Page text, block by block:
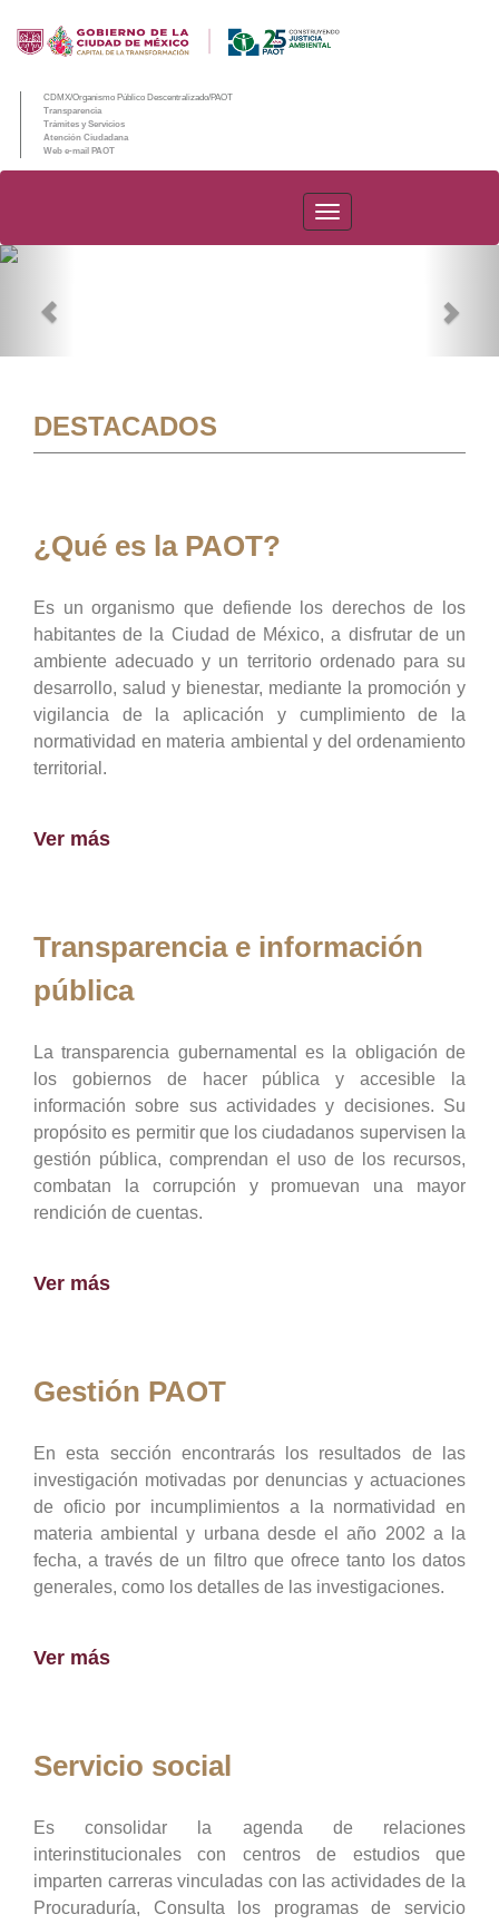
CDMX/Organismo Público Descentralizado/PAOT
Transparencia
Trámites y Servicios
Atención Ciudadana
Web e-mail PAOT
PAOT
DESTACADOS
¿Qué es la PAOT?
Es un organismo que defiende los derechos de los
habitantes de la Ciudad de México, a disfrutar de un
ambiente adecuado y un territorio ordenado para su
desarrollo, salud y bienestar, mediante la promoción y
vigilancia de la aplicación y cumplimiento de la
normatividad en materia ambiental y del ordenamiento
territorial.
Ver más
Transparencia e información
pública
La transparencia gubernamental es la obligación de
los gobiernos de hacer pública y accesible la
información sobre sus actividades y decisiones. Su
propósito es permitir que los ciudadanos supervisen la
gestión pública, comprendan el uso de los recursos,
combatan la corrupción y promuevan una mayor
rendición de cuentas.
Ver más
Gestión PAOT
En esta sección encontrarás los resultados de las
investigación motivadas por denuncias y actuaciones
de oficio por incumplimientos a la normatividad en
materia ambiental y urbana desde el año 2002 a la
fecha, a través de un filtro que ofrece tanto los datos
generales, como los detalles de las investigaciones.
Ver más
Servicio social
Es consolidar la agenda de relaciones
interinstitucionales con centros de estudios que
imparten carreras vinculadas con las actividades de la
Procuraduría, Consulta los programas de servicio